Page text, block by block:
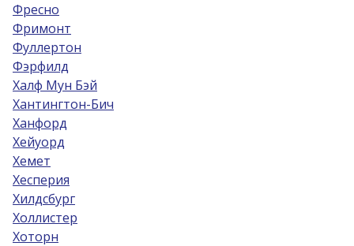
Фресно
Фримонт
Фуллертон
Фэрфилд
Халф Мун Бэй
Хантингтон-Бич
Ханфорд
Хейуорд
Хемет
Хесперия
Хилдсбург
Холлистер
Хоторн